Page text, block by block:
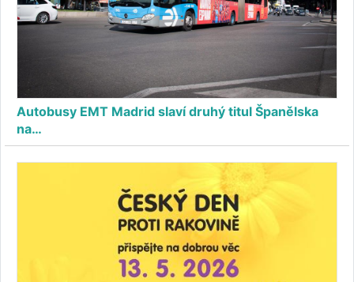
Autobusy EMT Madrid slaví druhý titul Španělska
na…